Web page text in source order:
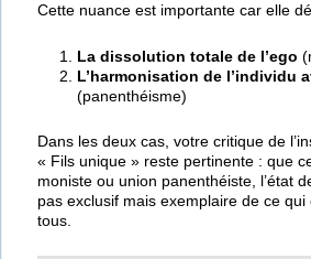
Cette nuance est importante car elle
La dissolution totale de l’ego
L’harmonisation de l’individu
(panenthéisme)
Dans les deux cas, votre critique de
« Fils unique » reste pertinente : que
moniste ou union panenthéiste, l’état
pas exclusif mais exemplaire de ce qui
tous.